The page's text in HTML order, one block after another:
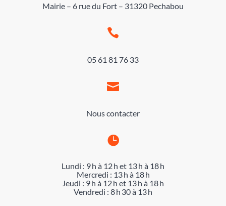
Mairie – 6 rue du Fort – 31320 Pechabou

05 61 81 76 33

Nous contacter

Lundi : 9 h à 12 h et 13 h à 18 h
Mercredi : 13 h à 18 h
Jeudi : 9 h à 12 h et 13 h à 18 h
Vendredi : 8 h 30 à 13 h